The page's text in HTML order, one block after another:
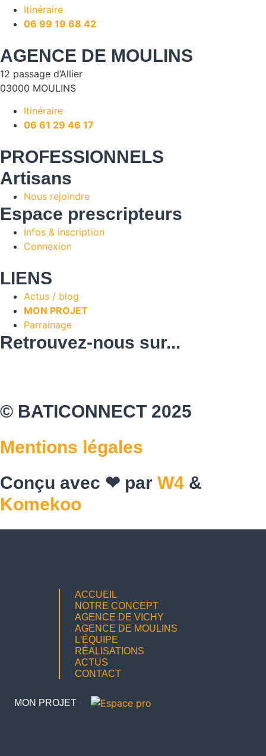
Itinéraire
06 99 19 68 42
AGENCE DE MOULINS
12 passage d’Allier
03000 MOULINS
Itinéraire
06 61 29 46 17
PROFESSIONNELS
Artisans
Nous rejoindre
Espace prescripteurs
Infos & inscription
Connexion
LIENS
Actus / blog
MON PROJET
Parrainage
Retrouvez-nous sur...
© BATICONNECT 2025
Mentions légales
Conçu avec ❤ par W4 &
Komekoo
ACCUEIL
NOTRE CONCEPT
AGENCE DE VICHY
AGENCE DE MOULINS
L'ÉQUIPE
RÉALISATIONS
ACTUS
CONTACT
MON PROJET